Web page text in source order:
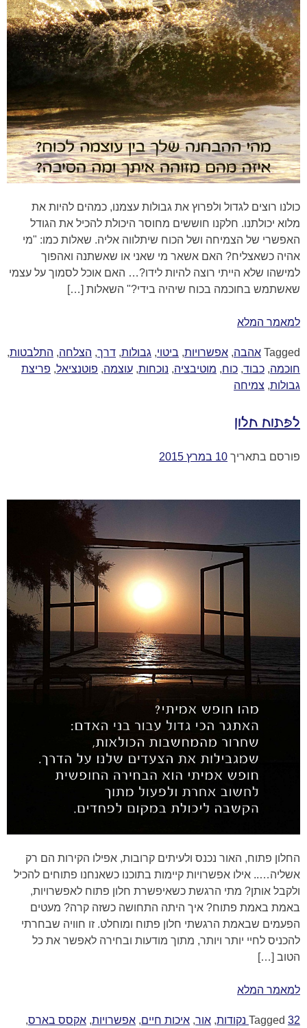
כולנו רוצים לגדול ולפרוץ את גבולות עצמנו, כמהים להיות את
מלוא יכולתנו. חלקנו חוששים מחוסר היכולת להכיל את הגודל
האפשרי של הצמיחה ושל הכוח שיתלווה אליה. שאלות כמו: "מי
אהיה כשאצליח? האם אשאר מי שאני או שאשתנה ואהפוך
למישהו שלא הייתי רוצה להיות לידו?… האם אוכל לסמוך על עצמי
שאשתמש בחוכמה בכוח שיהיה בידי?" השאלות […]
למאמר המלא
Tagged אהבה, אפשרויות, ביטוי, גבולות, דרך, הצלחה, התלבטות,
חוכמה, כבוד, כוח, מוטיבציה, נוכחות, עוצמה, פוטנציאל, פריצת
גבולות, צמיחה
לפתוח חלון
פורסם בתאריך 10 במרץ 2015
החלון פתוח, האור נכנס ולעיתים קרובות, אפילו הקירות הם רק
אשליה….. אילו אפשרויות קיימות בתוכנו כשאנחנו פתוחים להכיל
ולקבל אותן? מתי הרגשת כשאיפשרת חלון פתוח לאפשרויות,
באמת באמת פתוח? איך היתה התחושה כשזה קרה? מעטים
הפעמים שבאמת הרגשתי חלון פתוח ומוחלט. זו חוויה שבחרתי
להכניס לחיי יותר ויותר, מתוך מודעות ובחירה לאפשר את כל
הטוב […]
למאמר המלא
Tagged 32 נקודות , אור, איכות חיים, אפשרויות, אקסס בארס,